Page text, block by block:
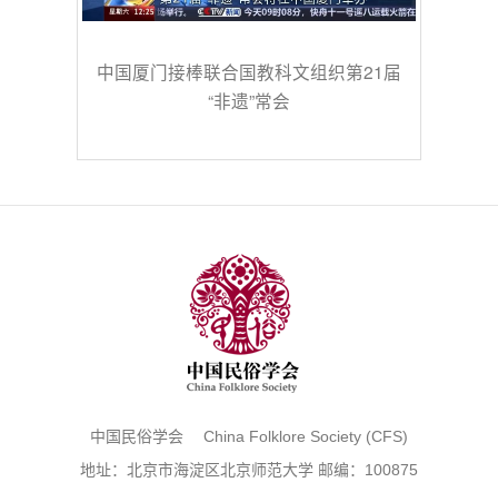
中国厦门接棒联合国教科文组织第21届
“非遗”常会
中国民俗学会 China Folklore Society (CFS)
地址：北京市海淀区北京师范大学 邮编：100875